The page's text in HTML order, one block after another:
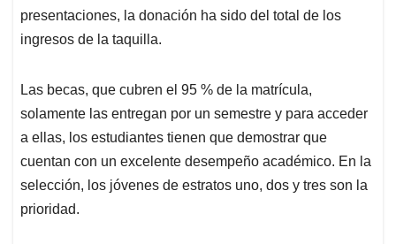
presentaciones, la donación ha sido del total de los
ingresos de la taquilla.
Las becas, que cubren el 95 % de la matrícula,
solamente las entregan por un semestre y para acceder
a ellas, los estudiantes tienen que demostrar que
cuentan con un excelente desempeño académico. En la
selección, los jóvenes de estratos uno, dos y tres son la
prioridad.